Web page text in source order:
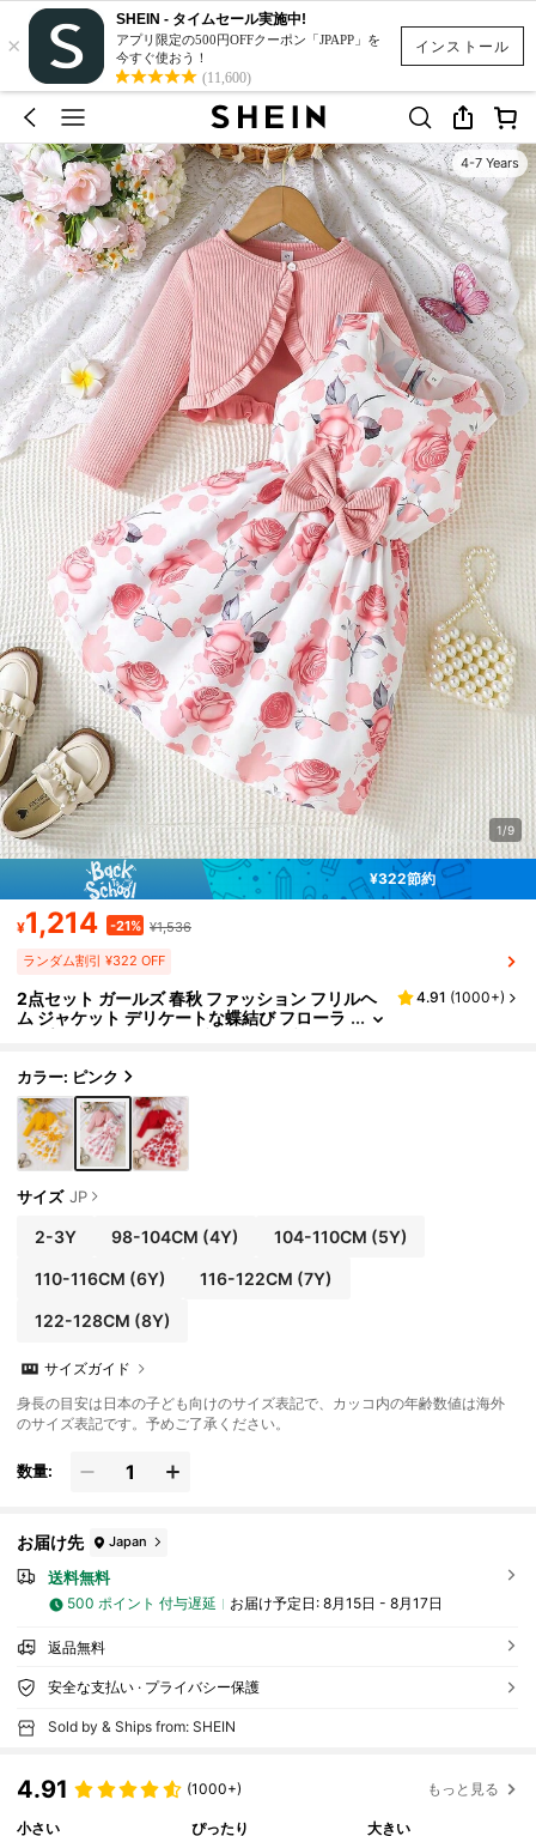
インストール
×
SHEIN - タイムセール実施中!
アプリ限定の500円OFFクーポン「JPAPP」を
今すぐ使おう！
(11,600)
4-7 Years
1/9
¥322節約
¥1,214 -21% ¥1,536
ランダム割引 ¥322 OFF
2点セット ガールズ 春秋 ファッション フリルヘ
ム ジャケット デリケートな蝶結び フローラ
4.91 (1000+)
カラー: ピンク
サイズ JP
2-3Y 98-104CM (4Y) 104-110CM (5Y)
110-116CM (6Y) 116-122CM (7Y)
122-128CM (8Y)
サイズガイド
身長の目安は日本の子ども向けのサイズ表記で、カッコ内の年齢数値は海外
のサイズ表記です。予めご了承ください。
数量:
お届け先 Japan
送料無料
500 ポイント 付与遅延 お届け予定日: 8月15日 - 8月17日
返品無料
安全な支払い · プライバシー保護
Sold by & Ships from: SHEIN
4.91 (1000+) もっと見る
小さい
ぴったり
大きい